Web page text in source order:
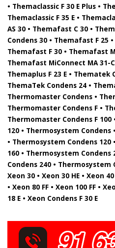
• Themaclassic F 30 E Plus •
Themaclassic F 35 E •
AS 30 • Themafast C 30 •
Condens 30 • Themafast F 25
Themafast F 30 • Themafast
Themafast MiConnect MA 31-
Themaplus F 23 E • Thematek
ThemaTek Condens 24 •
Thermomaster Condens •
Thermomaster Condens F •
Thermomaster Condens F
120 • Thermosystem
• Thermosystem Condens
160 • Thermosystem Condens
Condens 240 • Thermosystem
Xeon 30 • Xeon 30 HE • Xeon
• Xeon 80 FF • Xeon 100 FF •
18 E • Xeon Condens F 30 E